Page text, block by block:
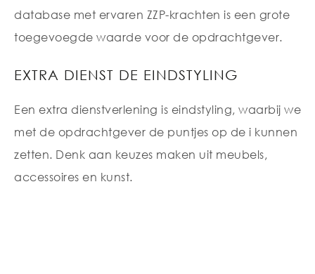
database met ervaren ZZP-krachten is een grote
toegevoegde waarde voor de opdrachtgever.
EXTRA DIENST DE EINDSTYLING
Een extra dienstverlening is eindstyling, waarbij we
met de opdrachtgever de puntjes op de i kunnen
zetten. Denk aan keuzes maken uit meubels,
accessoires en kunst.